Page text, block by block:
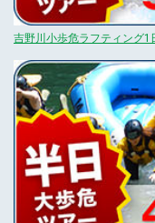
吉野川小歩危ラフティング1